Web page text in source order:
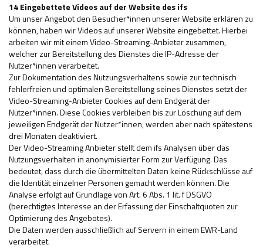
14 Eingebettete Videos auf der Website des ifs
Um unser Angebot den Besucher*innen unserer Website erklären zu
können, haben wir Videos auf unserer Website eingebettet. Hierbei
arbeiten wir mit einem Video-Streaming-Anbieter zusammen,
welcher zur Bereitstellung des Dienstes die IP-Adresse der
Nutzer*innen verarbeitet.
Zur Dokumentation des Nutzungsverhaltens sowie zur technisch
fehlerfreien und optimalen Bereitstellung seines Dienstes setzt der
Video-Streaming-Anbieter Cookies auf dem Endgerät der
Nutzer*innen. Diese Cookies verbleiben bis zur Löschung auf dem
jeweiligen Endgerät der Nutzer*innen, werden aber nach spätestens
drei Monaten deaktiviert.
Der Video-Streaming Anbieter stellt dem ifs Analysen über das
Nutzungsverhalten in anonymisierter Form zur Verfügung. Das
bedeutet, dass durch die übermittelten Daten keine Rückschlüsse auf
die Identität einzelner Personen gemacht werden können. Die
Analyse erfolgt auf Grundlage von Art. 6 Abs. 1 lit. f DSGVO
(berechtigtes Interesse an der Erfassung der Einschaltquoten zur
Optimierung des Angebotes).
Die Daten werden ausschließlich auf Servern in einem EWR-Land
verarbeitet.